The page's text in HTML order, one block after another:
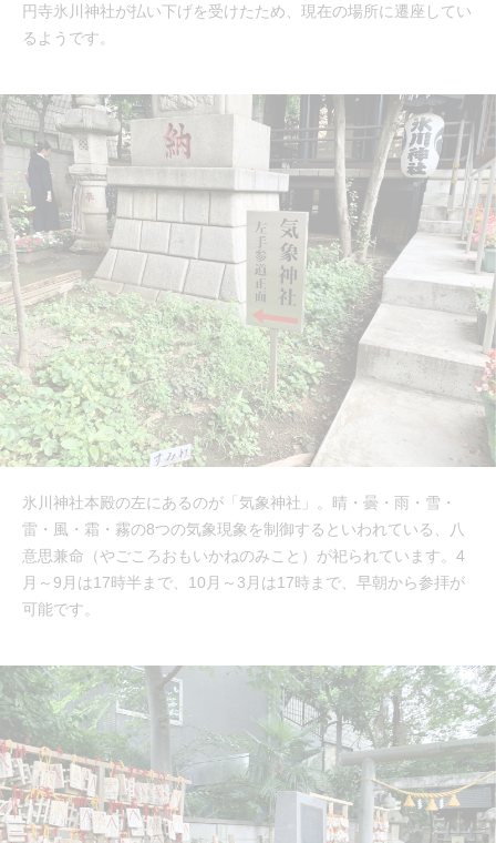
円寺氷川神社が払い下げを受けたため、現在の場所に遷座してい
るようです。
氷川神社本殿の左にあるのが「気象神社」。晴・曇・雨・雪・
雷・風・霜・霧の8つの気象現象を制御するといわれている、八
意思兼命（やごころおもいかねのみこと）が祀られています。4
月～9月は17時半まで、10月～3月は17時まで、早朝から参拝が
可能です。